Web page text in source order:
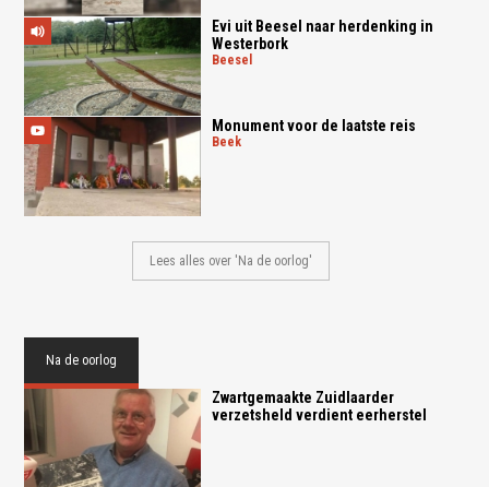
Evi uit Beesel naar herdenking in
Westerbork
beesel
Monument voor de laatste reis
beek
Lees alles over 'Na de oorlog'
Na de oorlog
Zwartgemaakte Zuidlaarder
verzetsheld verdient eerherstel